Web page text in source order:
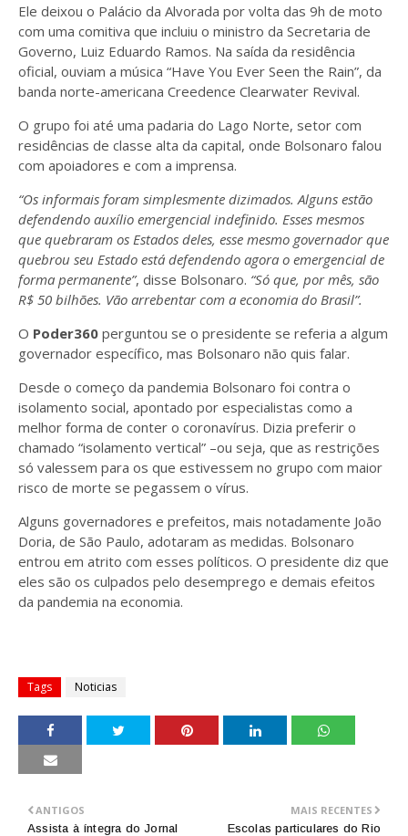
Ele deixou o Palácio da Alvorada por volta das 9h de moto
com uma comitiva que incluiu o ministro da Secretaria de
Governo, Luiz Eduardo Ramos. Na saída da residência
oficial, ouviam a música “Have You Ever Seen the Rain”, da
banda norte-americana Creedence Clearwater Revival.
O grupo foi até uma padaria do Lago Norte, setor com
residências de classe alta da capital, onde Bolsonaro falou
com apoiadores e com a imprensa.
“Os informais foram simplesmente dizimados. Alguns estão
defendendo auxílio emergencial indefinido. Esses mesmos
que quebraram os Estados deles, esse mesmo governador que
quebrou seu Estado está defendendo agora o emergencial de
forma permanente”, disse Bolsonaro. “Só que, por mês, são
R$ 50 bilhões. Vão arrebentar com a economia do Brasil”.
O Poder360 perguntou se o presidente se referia a algum
governador específico, mas Bolsonaro não quis falar.
Desde o começo da pandemia Bolsonaro foi contra o
isolamento social, apontado por especialistas como a
melhor forma de conter o coronavírus. Dizia preferir o
chamado “isolamento vertical” –ou seja, que as restrições
só valessem para os que estivessem no grupo com maior
risco de morte se pegassem o vírus.
Alguns governadores e prefeitos, mais notadamente João
Doria, de São Paulo, adotaram as medidas. Bolsonaro
entrou em atrito com esses políticos. O presidente diz que
eles são os culpados pelo desemprego e demais efeitos
da pandemia na economia.
Tags Noticias
MAIS RECENTES
Escolas particulares do Rio
ANTIGOS
Assista à íntegra do Jornal